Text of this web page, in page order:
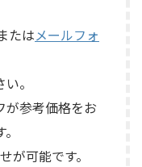
てほしい」とご相談い
たものです。 KORG SE-
、テープを使用したアナ
コーならではの揺らぎ
を楽しめる機材です。査
、通電状態、音出し、
走行、録音・再生ヘッ
コー音の出方、各入力端
力端子、外部コントロ ...
たはメールフォ
。
が参考価格をお
が可能です。